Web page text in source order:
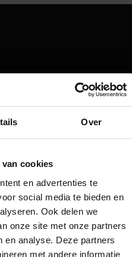
Over
cookies
en advertenties te
social media te bieden en
Ook delen we
onze site met onze partners
en analyse. Deze partners
met andere informatie